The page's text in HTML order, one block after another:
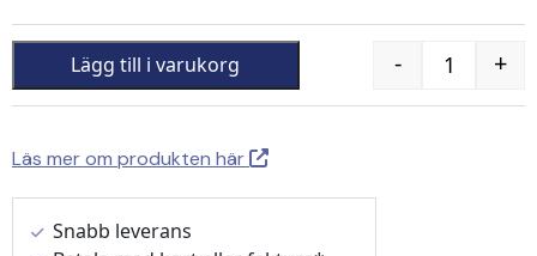
Quantity
- +
Lägg till i varukorg
Läs mer om produkten här
Snabb leverans